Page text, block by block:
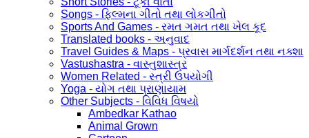
Songs - ફિલ્મના ગીતો તથા લોકગીતો
Sports And Games - રમત ગમત તથા ખેલ કૂદ
Translated books - અનુવાદ
Travel Guides & Maps - પ્રવાસ માર્ગદર્શન તથા નક્શા
Vastushastra - વાસ્તુશાસ્ત્ર
Women Related - સ્ત્રી ઉપયોગી
Yoga - યોગ તથા પ્રાણાયામ
Other Subjects - વિવિધ વિષયો
Ambedkar Kathao
Animal Grown